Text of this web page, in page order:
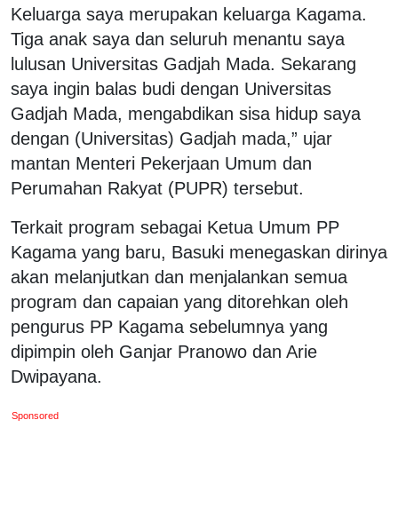
Keluarga saya merupakan keluarga Kagama.
Tiga anak saya dan seluruh menantu saya
lulusan Universitas Gadjah Mada. Sekarang
saya ingin balas budi dengan Universitas
Gadjah Mada, mengabdikan sisa hidup saya
dengan (Universitas) Gadjah mada,” ujar
mantan Menteri Pekerjaan Umum dan
Perumahan Rakyat (PUPR) tersebut.
Terkait program sebagai Ketua Umum PP
Kagama yang baru, Basuki menegaskan dirinya
akan melanjutkan dan menjalankan semua
program dan capaian yang ditorehkan oleh
pengurus PP Kagama sebelumnya yang
dipimpin oleh Ganjar Pranowo dan Arie
Dwipayana.
Sponsored